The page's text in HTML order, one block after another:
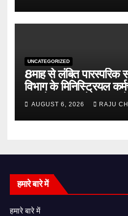
UNCATEGORIZED
8माह से लंबित पारस्परिक
विभाग के मिनिस्ट्रियल
असंतोष शासन से जल्द
विलंब का कारण बताने की
AUGUST 6, 2026 RAJU
हमारे बारे में
हमारे बारे में